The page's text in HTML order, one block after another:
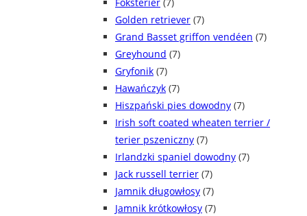
Golden retriever (7)
Grand Basset griffon vendéen (7)
Greyhound (7)
Gryfonik (7)
Hawańczyk (7)
Hiszpański pies dowodny (7)
Irish soft coated wheaten terrier /
terier pszeniczny (7)
Irlandzki spaniel dowodny (7)
Jack russell terrier (7)
Jamnik długowłosy (7)
Jamnik krótkowłosy (7)